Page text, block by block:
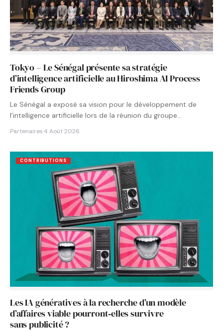
Tokyo – Le Sénégal présente sa stratégie
d’intelligence artificielle au Hiroshima AI Process
Friends Group
Le Sénégal a exposé sa vision pour le développement de
l’intelligence artificielle lors de la réunion du groupe…
Partenaires·4 Août 2026
CONTRIBUTIONS
Les IA génératives à la recherche d’un modèle
d’affaires viable pourront‑elles survivre
sans publicité ?